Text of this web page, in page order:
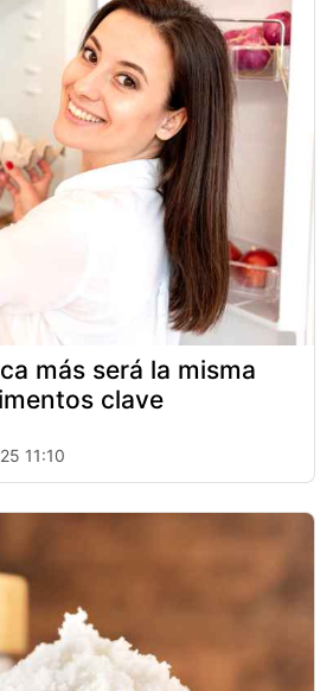
más será la misma
clave
11:10